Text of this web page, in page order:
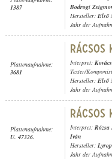
1387
Bodrogi
Hersteller: Első
Jahr der
Plattenaufnahme:
3681
Interpret:
Texter/
Hersteller: Első
Jahr der
Plattenaufnahme:
U. 47326.
Interpret:
Iván
Hersteller:
Jahr der